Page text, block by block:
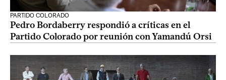
PARTIDO COLORADO
Pedro Bordaberry respondió a críticas en el
Partido Colorado por reunión con Yamandú Orsi